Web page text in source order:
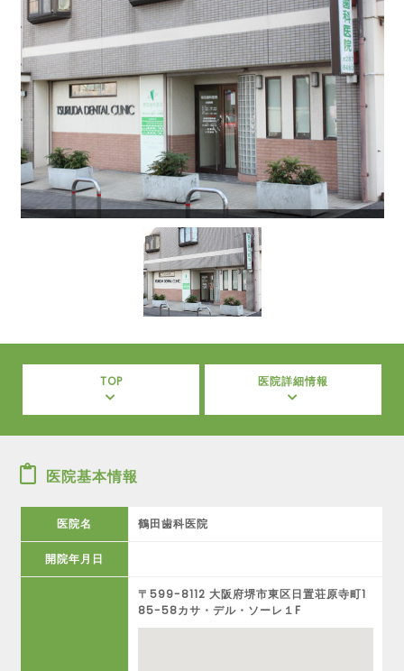
TOP 医院詳細情報
医院基本情報
医院名 鶴田歯科医院
開院年月日
〒599-8112 大阪府堺市東区日置荘原寺町1
85-58カサ・デル・ソーレ１F